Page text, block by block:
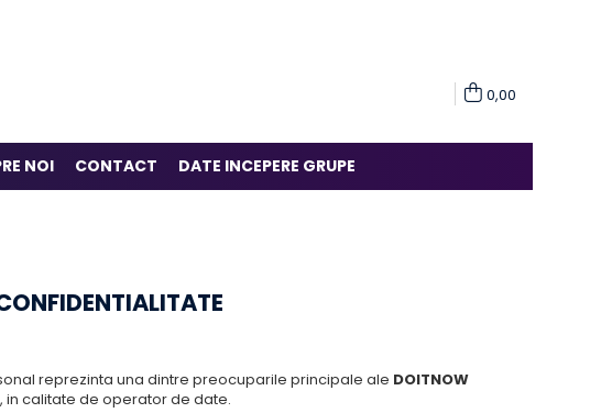
0,00
NOI CONTACT DATE INCEPERE GRUPE
reprezinta una dintre preocuparile principale ale DOITNOW
in calitate de operator de date.